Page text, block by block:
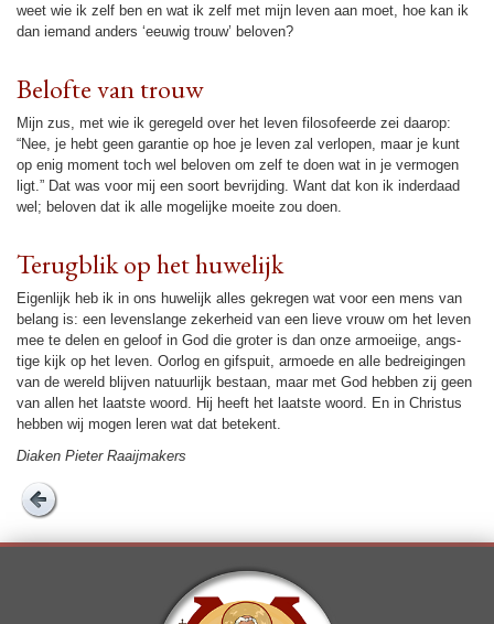
weet wie ik zelf ben en wat ik zelf met mijn leven aan moet, hoe kan ik
dan iemand anders ‘eeuwig trouw’ beloven?
Belofte van trouw
Mijn zus, met wie ik gere­geld over het leven filosofeerde zei daarop:
“Nee, je hebt geen garantie op hoe je leven zal verlopen, maar je kunt
op enig moment toch wel beloven om zelf te doen wat in je vermogen
ligt.” Dat was voor mij een soort be­vrij­ding. Want dat kon ik inder­daad
wel; beloven dat ik alle moge­lijke moeite zou doen.
Terug­blik op het huwe­lijk
Eigen­lijk heb ik in ons huwe­lijk alles gekregen wat voor een mens van
belang is: een levenslange zeker­heid van een lieve vrouw om het leven
mee te delen en geloof in God die groter is dan onze armoeiige, angs­
tige kijk op het leven. Oorlog en gifspuit, armoede en alle bedrei­gingen
van de wereld blijven na­tuur­lijk bestaan, maar met God hebben zij geen
van allen het laatste woord. Hij heeft het laatste woord. En in Christus
hebben wij mogen leren wat dat betekent.
Diaken Pieter Raaijmakers